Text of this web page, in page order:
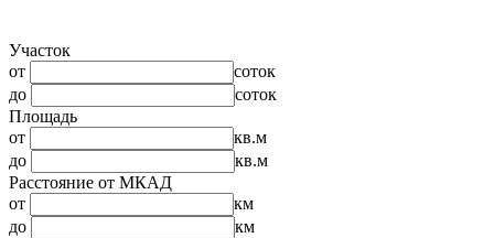
Участок
от
соток
до
соток
Площадь
от
кв.м
до
кв.м
Расстояние от МКАД
от
км
до
км